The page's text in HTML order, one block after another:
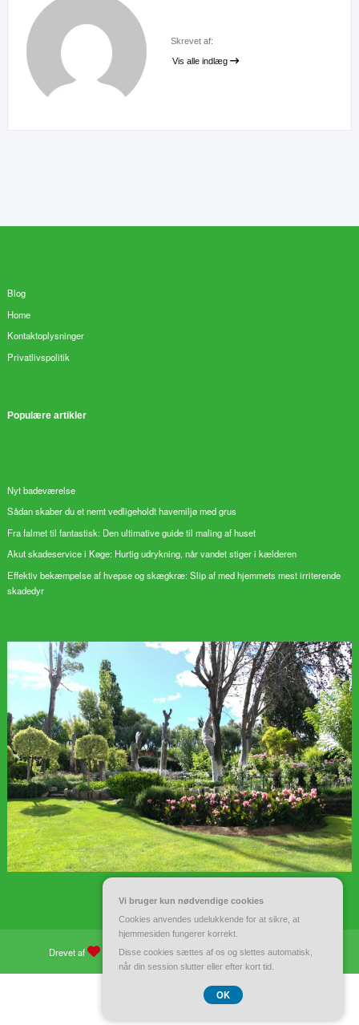
Skrevet af:
Vis alle indlæg
Blog
Home
Kontaktoplysninger
Privatlivspolitik
Populære artikler
Nyt badeværelse
Sådan skaber du et nemt vedligeholdt havemiljø med grus
Fra falmet til fantastisk: Den ultimative guide til maling af huset
Akut skadeservice i Køge: Hurtig udrykning, når vandet stiger i kælderen
Effektiv bekæmpelse af hvepse og skægkræ: Slip af med hjemmets mest irriterende
skadedyr
Drevet af WordPress| Tema: Spiko af Spicethemes
Vi bruger kun nødvendige cookies
Cookies anvendes udelukkende for at sikre, at
hjemmesiden fungerer korrekt.
Disse cookies sættes af os og slettes automatisk,
når din session slutter eller efter kort tid.
OK